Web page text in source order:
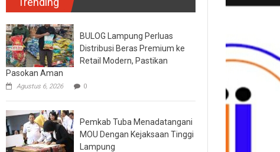
BULOG Lampung Perluas
Distribusi Beras Premium ke
Retail Modern, Pastikan
Pasokan Aman
Agustus 6, 2026 0
Pemkab Tuba Menadatangani
MOU Dengan Kejaksaan Tinggi
Lampung